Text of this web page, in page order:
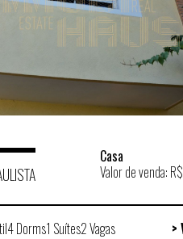
Casa
Valor de venda:
4 Dorms1 Suítes2 Vagas >